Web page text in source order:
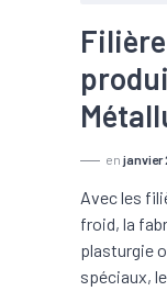
en janvier
Avec les
froid, la
plasturgie
spéciaux,